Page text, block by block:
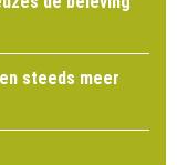
steeds meer